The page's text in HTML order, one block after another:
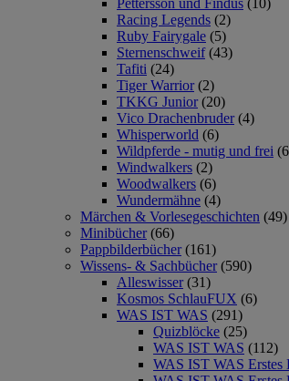
Pettersson und Findus (10)
Racing Legends (2)
Ruby Fairygale (5)
Sternenschweif (43)
Tafiti (24)
Tiger Warrior (2)
TKKG Junior (20)
Vico Drachenbruder (4)
Whisperworld (6)
Wildpferde - mutig und frei
Windwalkers (2)
Woodwalkers (6)
Wundermähne (4)
Märchen & Vorlesegeschichten (49)
Minibücher (66)
Pappbilderbücher (161)
Wissens- & Sachbücher (590)
Alleswisser (31)
Kosmos SchlauFUX (6)
WAS IST WAS (291)
Quizblöcke (25)
WAS IST WAS (112)
WAS IST WAS Erstes